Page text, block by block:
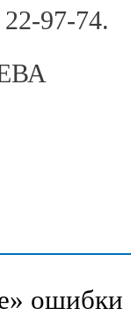
97-74.
ошибки